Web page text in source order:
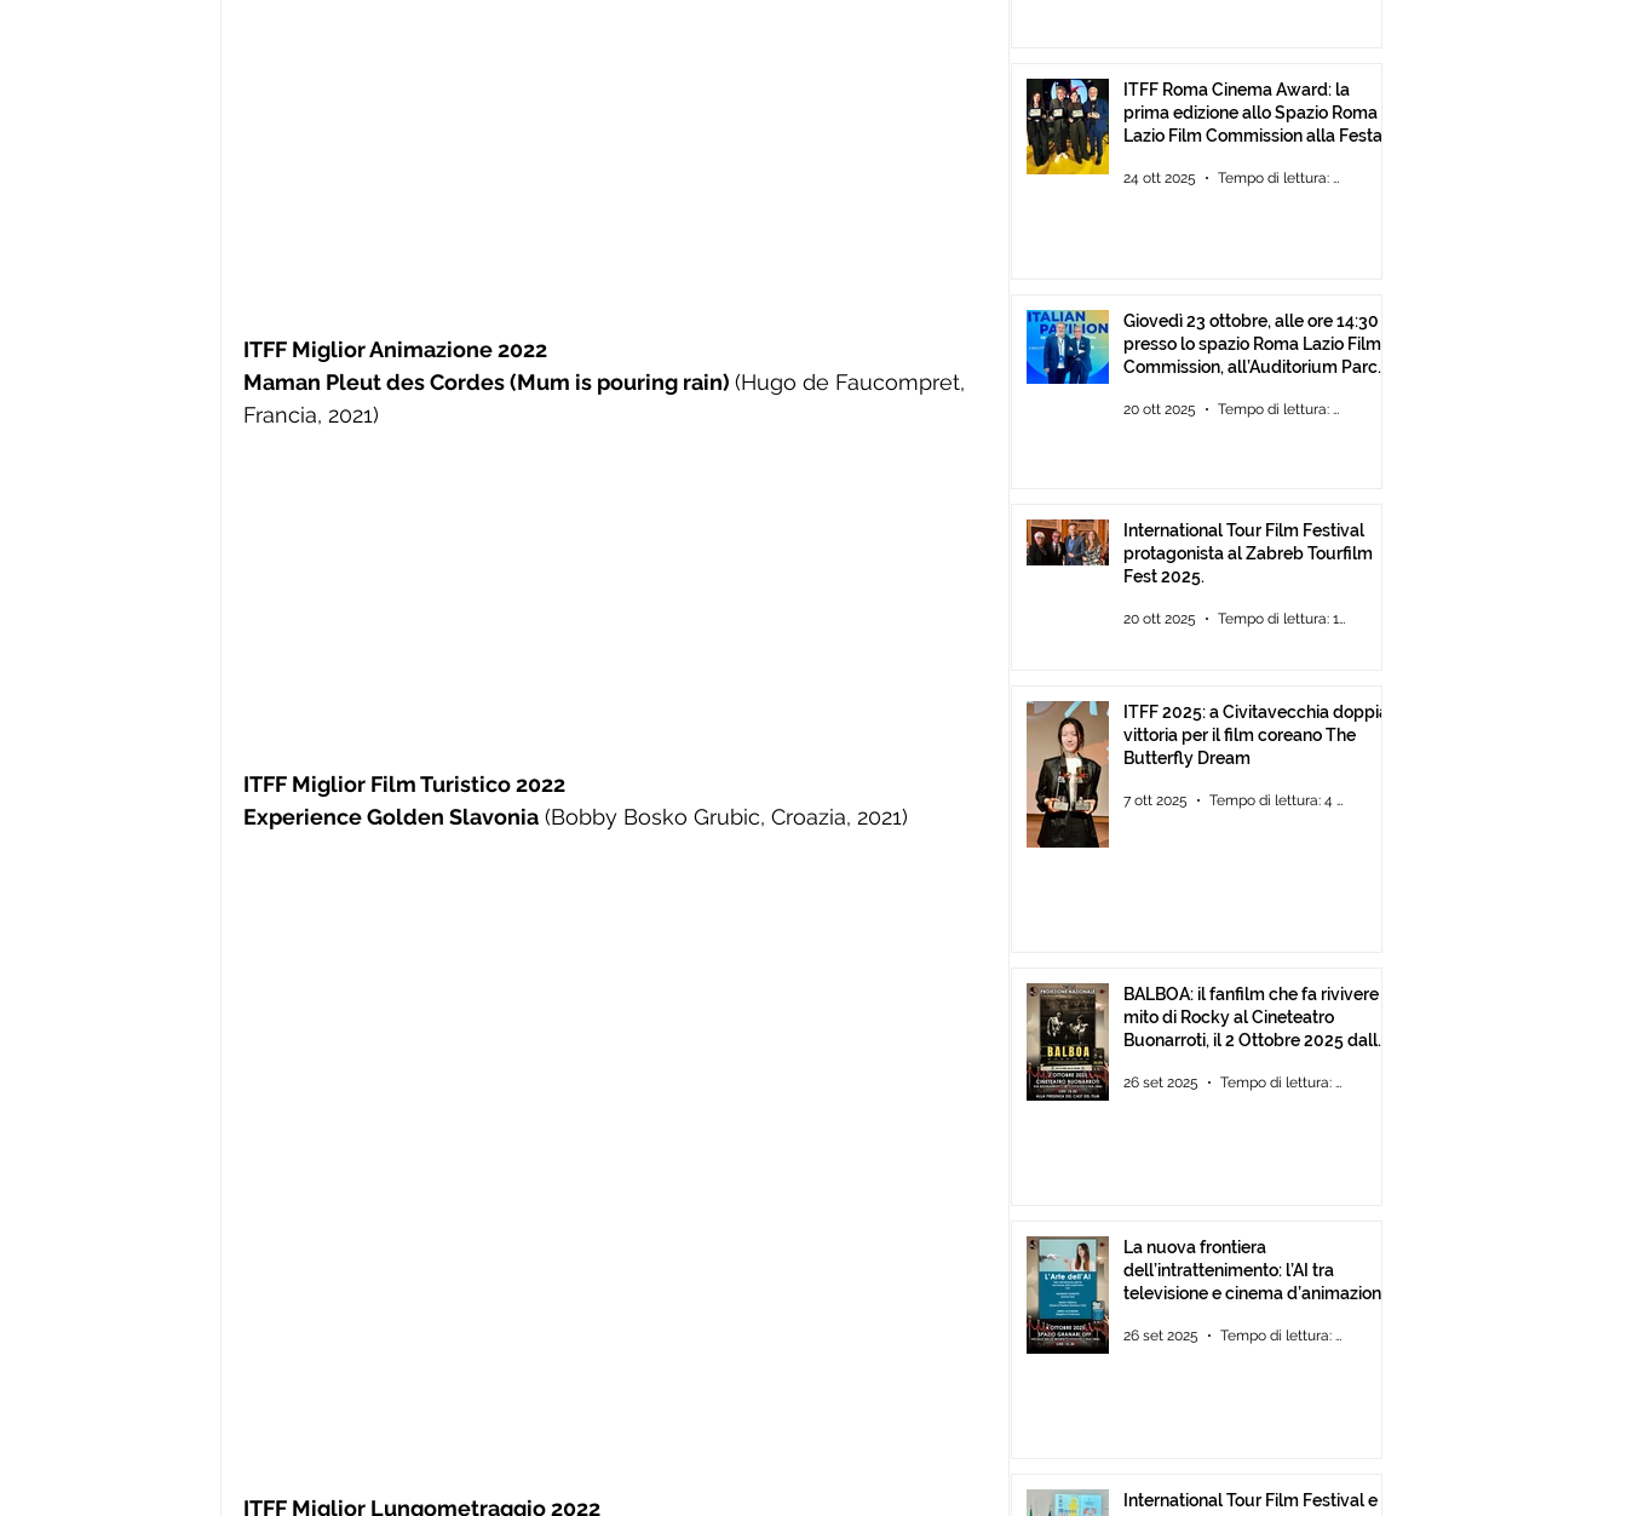
ITFF Miglior Animazione 2022
Maman Pleut des Cordes (Mum is pouring rain) (Hugo de Faucompret,
Francia, 2021)
ITFF Miglior Film Turistico 2022
Experience Golden Slavonia (Bobby Bosko Grubic, Croazia, 2021)
ITFF Miglior Lungometraggio 2022
ITFF Roma Cinema Award: la
prima edizione allo Spazio Roma
Lazio Film Commission alla Festa
24 ott 2025 Tempo di lettura: 2 min
Giovedì 23 ottobre, alle ore 14:30
presso lo spazio Roma Lazio Film
Commission, all’Auditorium Parco
degli ITFF Roma Cinema Award
20 ott 2025 Tempo di lettura: 2 min
International Tour Film Festival
protagonista al Zabreb Tourfilm
Fest 2025.
20 ott 2025 Tempo di lettura: 1 min
ITFF 2025: a Civitavecchia doppia
vittoria per il film coreano The
Butterfly Dream
7 ott 2025 Tempo di lettura: 4 min
BALBOA: il fanfilm che fa rivivere il
mito di Rocky al Cineteatro
Buonarroti, il 2 Ottobre 2025 dalle
26 set 2025 Tempo di lettura: 1 min
La nuova frontiera
dell’intrattenimento: l’AI tra
televisione e cinema d’animazione
26 set 2025 Tempo di lettura: 1 min
International Tour Film Festival e